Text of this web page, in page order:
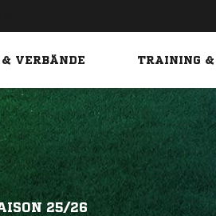
VERBÄNDE TRAINING &
25/26